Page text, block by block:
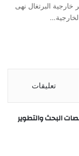
خارجية البرتغال نهى
تعليقات
البحث والتطوير